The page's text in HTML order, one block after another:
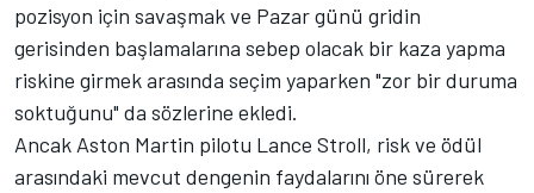
pozisyon için savaşmak ve Pazar günü gridin
gerisinden başlamalarına sebep olacak bir kaza yapma
riskine girmek arasında seçim yaparken "zor bir duruma
soktuğunu" da sözlerine ekledi.
Ancak Aston Martin pilotu Lance Stroll, risk ve ödül
arasındaki mevcut dengenin faydalarını öne sürerek